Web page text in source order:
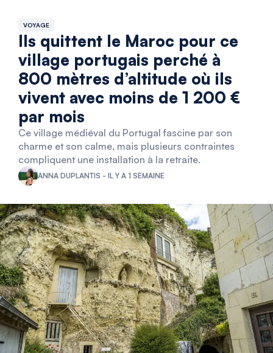
VOYAGE
Ils quittent le Maroc pour ce
village portugais perché à
800 mètres d’altitude où ils
vivent avec moins de 1 200 €
par mois
Ce village médiéval du Portugal fascine par son
charme et son calme, mais plusieurs contraintes
compliquent une installation à la retraite.
ANNA DUPLANTIS - IL Y A 1 SEMAINE